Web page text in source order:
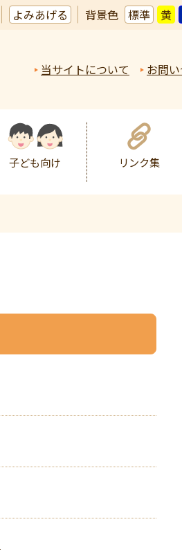
よみあげる 背景色 標準 黄
当サイトについて お問
子ども向け リンク集